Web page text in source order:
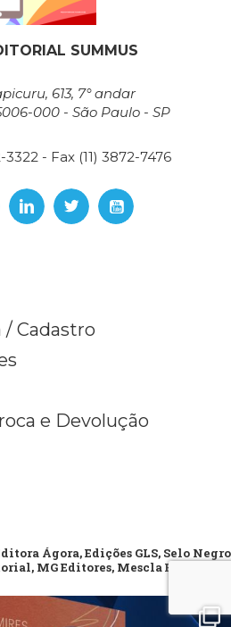
SUMMUS
613, 7° andar
000 - São Paulo - SP
3322 - Fax (11) 3872-7476
/ Cadastro
e Devolução
Ágora, Edições GLS, Selo Negro
MG Editores, Mescla Editorial